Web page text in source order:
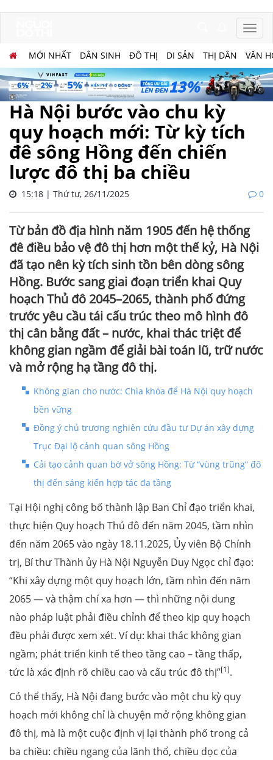
MỚI NHẤT DÂN SINH ĐÔ THỊ DI SẢN THỊ DÂN VĂN
Hà Nội bước vào chu kỳ
quy hoạch mới: Từ kỳ tích
đê sông Hồng đến chiến
lược đô thị ba chiều
15:18 | Thứ tư, 26/11/2025 0
Từ bản đồ địa hình năm 1905 đến hệ thống
đê điều bảo vệ đô thị hơn một thế kỷ, Hà Nội
đã tạo nên kỳ tích sinh tồn bên dòng sông
Hồng. Bước sang giai đoạn triển khai Quy
hoạch Thủ đô 2045–2065, thành phố đứng
trước yêu cầu tái cấu trúc theo mô hình đô
thị cân bằng đất – nước, khai thác triệt để
không gian ngầm để giải bài toán lũ, trữ nước
và mở rộng hạ tầng đô thị.
Không gian cho nước: Chìa khóa để Hà Nội quy hoạch
bền vững
Đồng ý chủ trương nghiên cứu đầu tư Dự án xây dựng
Trục Đại lộ cảnh quan sông Hồng
Cải tạo cảnh quan bờ vở sông Hồng: Từ “vùng trũng” đô
thị đến sáng kiến hợp tác đa tầng
Tại Hội nghị công bố thành lập Ban Chỉ đạo triển khai,
thực hiện Quy hoạch Thủ đô đến năm 2045, tầm nhìn
đến năm 2065 vào ngày 18.11.2025, Ủy viên Bộ Chính
trị, Bí thư Thành ủy Hà Nội Nguyễn Duy Ngọc chỉ đạo:
“Khi xây dựng một quy hoạch lớn, tầm nhìn đến năm
2065 — và thậm chí xa hơn — thì những nội dung
nào pháp luật phải điều chỉnh để theo kịp quy hoạch
đều phải được xem xét. Ví dụ: khai thác không gian
ngầm; phát triển kinh tế theo tầng cao – tầng thấp,
tức là xác định rõ chiều cao và cấu trúc đô thị”[1].
Có thể thấy, Hà Nội đang bước vào một chu kỳ quy
hoạch mới không chỉ là chuyện mở rộng không gian
đô thị, mà là một cuộc định vị lại thành phố trong cả
ba chiều: chiều ngang của lãnh thổ, chiều dọc của